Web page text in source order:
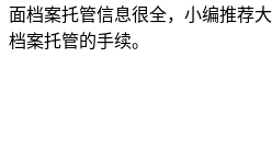
面档案托管信息很全，小编推荐
档案托管的手续。